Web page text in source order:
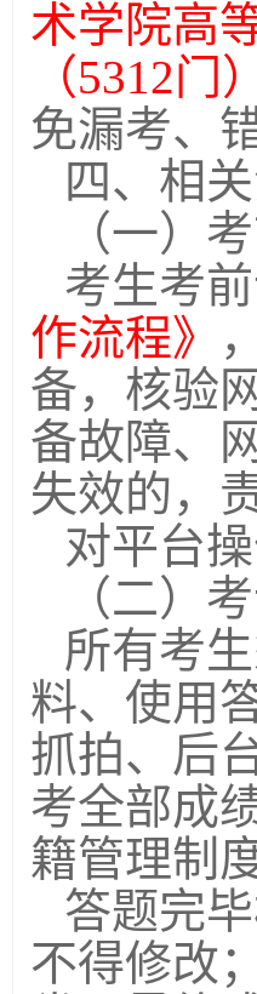
术学院高
（5312门
免漏考、
四、相
（一）
考生考
作流程》
备，核验
备故障、
失效的，
对平台
（二）
所有考
料、使用
抓拍、后
考全部成
籍管理制
答题完
不得修改